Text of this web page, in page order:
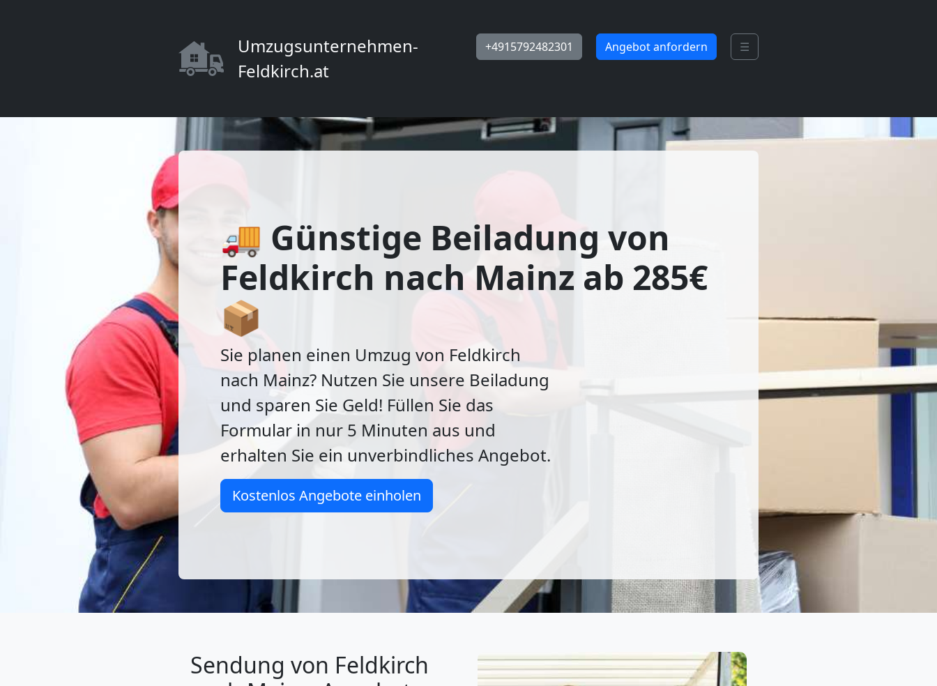
Umzugsunternehmen-
Feldkirch.at
+4915792482301 Angebot anfordern ☰
🚚 Günstige Beiladung von
Feldkirch nach Mainz ab 285€
📦
Sie planen einen Umzug von Feldkirch
nach Mainz? Nutzen Sie unsere Beiladung
und sparen Sie Geld! Füllen Sie das
Formular in nur 5 Minuten aus und
erhalten Sie ein unverbindliches Angebot.
Kostenlos Angebote einholen
Sendung von Feldkirch